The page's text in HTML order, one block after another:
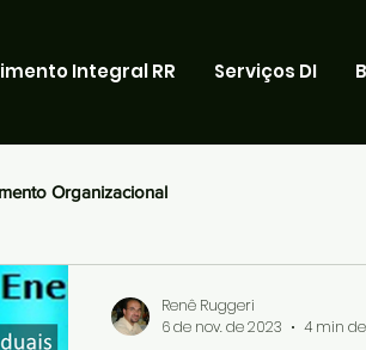
Integral RR Serviços DI
Organizacional
Renê Ruggeri
6 de nov. de 2023
4 min